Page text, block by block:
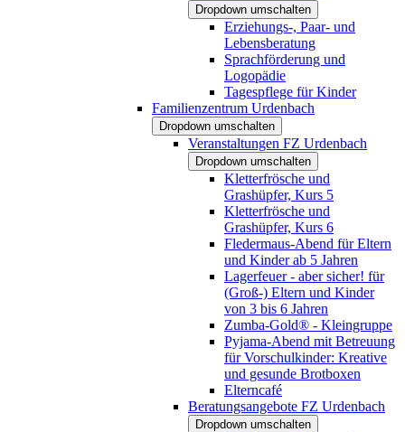
Dropdown umschalten
Erziehungs-, Paar- und
Lebensberatung
Sprachförderung und
Logopädie
Tagespflege für Kinder
Familienzentrum Urdenbach
Dropdown umschalten
Veranstaltungen FZ Urdenbach
Dropdown umschalten
Kletterfrösche und
Grashüpfer, Kurs 5
Kletterfrösche und
Grashüpfer, Kurs 6
Fledermaus-Abend für Eltern
und Kinder ab 5 Jahren
Lagerfeuer - aber sicher! für
(Groß-) Eltern und Kinder
von 3 bis 6 Jahren
Zumba-Gold® - Kleingruppe
Pyjama-Abend mit Betreuung
für Vorschulkinder: Kreative
und gesunde Brotboxen
Elterncafé
Beratungsangebote FZ Urdenbach
Dropdown umschalten